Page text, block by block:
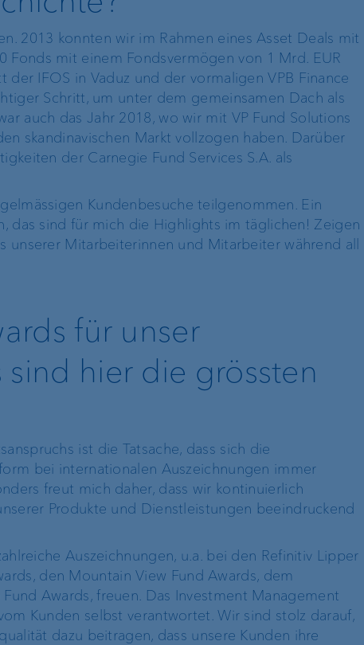
2013 konnten wir im Rahmen eines Asset Deals mit
Fonds mit einem Fondsvermögen von 1 Mrd. EUR
IFOS in Vaduz und der vormaligen VPB Finance
Schritt, um unter dem gemeinsamen Dach als
auch das Jahr 2018, wo wir mit VP Fund Solutions
skandinavischen Markt vollzogen haben. Darüber
der Carnegie Fund Services S.A. als
Kundenbesuche teilgenommen. Ein
das sind für mich die Highlights im täglichen! Zeigen
unserer Mitarbeiterinnen und Mitarbeiter während all
für unser
sind hier die grössten
ist die Tatsache, dass sich die
bei internationalen Auszeichnungen immer
freut mich daher, dass wir kontinuierlich
Produkte und Dienstleistungen beeindruckend
Auszeichnungen, u.a. bei den Refinitiv Lipper
den Mountain View Fund Awards, dem
Awards, freuen. Das Investment Management
Kunden selbst verantwortet. Wir sind stolz darauf,
dazu beitragen, dass unsere Kunden ihre